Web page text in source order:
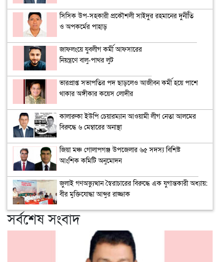
সিসিক উপ-সহকারী প্রকৌশলী সাইদুর রহমানের দুর্নীতি
ও অপকর্মের পাহাড়
জাফলংয়ে যুবলীগ কর্মী আফসারের
নিয়ন্ত্রণে বালু-পাথর লুট
ভারপ্রাপ্ত সভাপতির পদ ছাড়লেও আজীবন কর্মী হয়ে পাশে
থাকার অঙ্গীকার কয়েস লোদীর
কালারুকা ইউপি চেয়ারম্যান আওয়ামী লীগ নেতা আলমের
বিরুদ্ধে ৬ মেম্বারের অনাস্থা
জিয়া মঞ্চ গোলাপগঞ্জ উপজেলার ৬৫ সদস্য বিশিষ্ট
আংশিক কমিটি অনুমোদন
জুলাই গণঅভ্যুত্থান স্বৈরাচারের বিরুদ্ধে এক যুগান্তকারী অধ্যায়:
বীর মুক্তিযোদ্ধা আব্দুর রাজ্জাক
সর্বশেষ সংবাদ